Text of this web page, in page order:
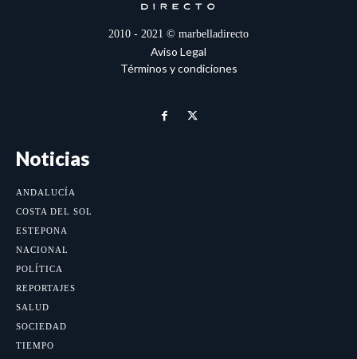
2010 - 2021 © marbelladirecto
Aviso Legal
Términos y condiciones
Noticias
ANDALUCÍA
COSTA DEL SOL
ESTEPONA
NACIONAL
POLÍTICA
REPORTAJES
SALUD
SOCIEDAD
TIEMPO